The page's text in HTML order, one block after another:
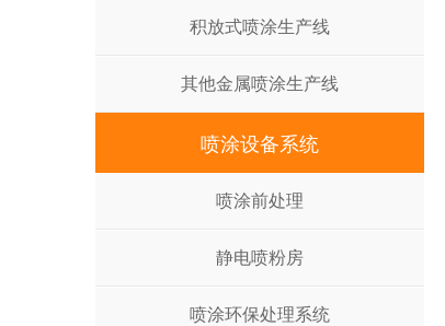
积放式喷涂生产线
其他金属喷涂生产线
喷涂设备系统
喷涂前处理
静电喷粉房
喷涂环保处理系统